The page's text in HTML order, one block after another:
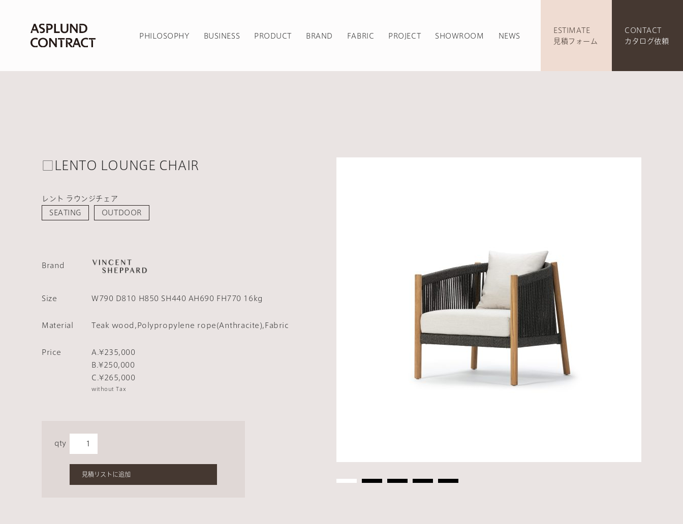
PHILOSOPHY BUSINESS PRODUCT BRAND FABRIC PROJECT SHOWROOM NEWS
ESTIMATE
見積フォーム
CONTACT
カタログ依頼
□LENTO LOUNGE CHAIR
レント ラウンジチェア
SEATING
OUTDOOR
Brand
Size W790 D810 H850 SH440 AH690 FH770 16kg
Material Teak wood,Polypropylene rope(Anthracite),Fabric
Price
A.¥235,000
B.¥250,000
C.¥265,000
without Tax
qty
見積リストに追加